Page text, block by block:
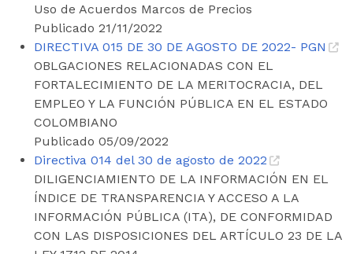
Uso de Acuerdos Marcos de Precios
Publicado 21/11/2022
DIRECTIVA 015 DE 30 DE AGOSTO DE 2022- PGN
OBLGACIONES RELACIONADAS CON EL
FORTALECIMIENTO DE LA MERITOCRACIA, DEL
EMPLEO Y LA FUNCIÓN PÚBLICA EN EL ESTADO
COLOMBIANO
Publicado 05/09/2022
Directiva 014 del 30 de agosto de 2022
DILIGENCIAMIENTO DE LA INFORMACIÓN EN EL
ÍNDICE DE TRANSPARENCIA Y ACCESO A LA
INFORMACIÓN PÚBLICA (ITA), DE CONFORMIDAD
CON LAS DISPOSICIONES DEL ARTÍCULO 23 DE LA